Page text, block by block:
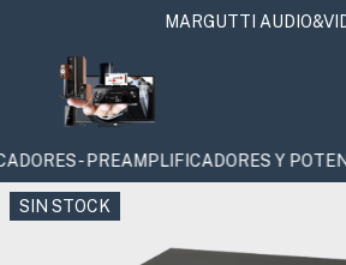
MARGUTTI
Y POTENCIAS -
SIN STOCK